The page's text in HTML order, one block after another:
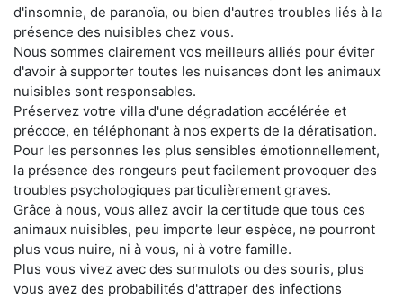
d'insomnie, de paranoïa, ou bien d'autres troubles liés à la
présence des nuisibles chez vous.
Nous sommes clairement vos meilleurs alliés pour éviter
d'avoir à supporter toutes les nuisances dont les animaux
nuisibles sont responsables.
Préservez votre villa d'une dégradation accélérée et
précoce, en téléphonant à nos experts de la dératisation.
Pour les personnes les plus sensibles émotionnellement,
la présence des rongeurs peut facilement provoquer des
troubles psychologiques particulièrement graves.
Grâce à nous, vous allez avoir la certitude que tous ces
animaux nuisibles, peu importe leur espèce, ne pourront
plus vous nuire, ni à vous, ni à votre famille.
Plus vous vivez avec des surmulots ou des souris, plus
vous avez des probabilités d'attraper des infections